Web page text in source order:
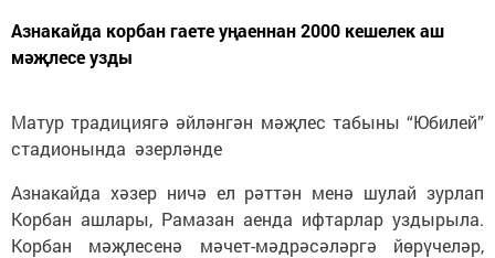
Азнакайда корбан гаете уңаеннан 2000 кешелек аш
мәҗлесе узды
Матур традициягә әйләнгән мәҗлес табыны “Юбилей”
стадионында әзерләнде
Азнакайда хәзер ничә ел рәттән менә шулай зурлап
Корбан ашлары, Рамазан аенда ифтарлар уздырыла.
Корбан мәҗлесенә мәчет-мәдрәсәләргә йөрүчеләр,